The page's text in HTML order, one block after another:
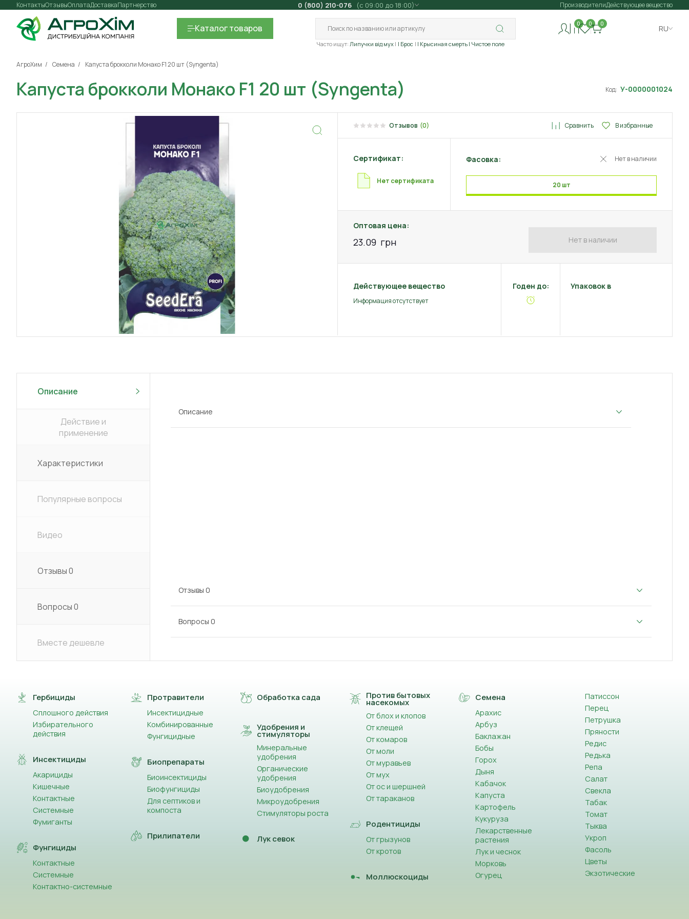
Контакты Оплата
Отзывы ДоставкаПартнерство 0 (800) 210-076 (с 09:00 до 18:00) ПроизводителиДействующее вещество
Каталогтоваров
Часто ищут: Липучки від мух | Брос | Крысиная смерть | Чистое поле
0 0 0
RU
АгроХим Семена Капуста брокколи Монако F1 20 шт (Syngenta)
Капуста брокколи Монако F1 20 шт (Syngenta) Код: У-0000001024
Отзывов (0) Сравнить В избранные
Сертификат:
Нет сертификата
Фасовка: Нет в наличии
20 шт
Оптовая цена:
23.09 грн Нет в наличии
Действующее вещество
Информация отсутствует
Годен до: Упаковок в
Описание
Действие и
применение
Характеристики
Популярные вопросы
Видео
Отзывы0
Вопросы0
Вместе дешевле
Описание
Отзывы 0
Вопросы 0
Гербициды
Сплошного действия
Избирательного
действия
Инсектициды
Акарициды
Кишечные
Контактные
Системные
Фумиганты
Фунгициды
Контактные
Системные
Контактно-системные
Протравители
Инсектицидные
Комбинированные
Фунгицидные
Биопрепараты
Биоинсектициды
Биофунгициды
Для септиков и
компоста
Прилипатели
Обработка сада
Удобрения и
стимуляторы
Минеральные
удобрения
Органические
удобрения
Биоудобрения
Микроудобрения
Стимуляторы роста
Лук севок
Против бытовых
насекомых
От блох и клопов
От клещей
От комаров
От моли
От муравьев
От мух
От ос и шершней
От тараканов
Родентициды
От грызунов
От кротов
Моллюскоциды
Семена
Арахис
Арбуз
Баклажан
Бобы
Горох
Дыня
Кабачок
Капуста
Картофель
Кукуруза
Лекарственные
растения
Лук и чеснок
Морковь
Огурец
Патиссон
Перец
Петрушка
Пряности
Редис
Редька
Репа
Салат
Свекла
Табак
Томат
Тыква
Укроп
Фасоль
Цветы
Экзотические